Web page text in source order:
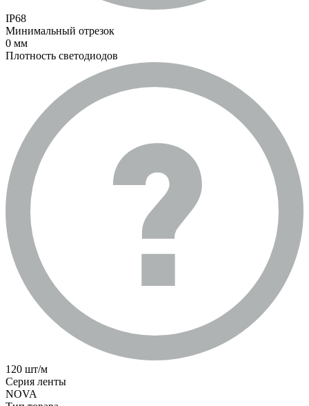
IP68
Минимальный отрезок
0 мм
Плотность светодиодов
120 шт/м
Серия ленты
NOVA